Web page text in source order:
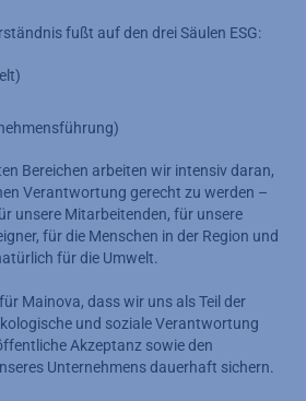
fußt auf den drei Säulen ESG:
Bereichen arbeiten wir intensiv daran,
Verantwortung gerecht zu werden –
unsere Mitarbeitenden, für unsere
für die Menschen in der Region und
für die Umwelt.
Mainova, dass wir uns als Teil der
und soziale Verantwortung
Akzeptanz sowie den
Unternehmens dauerhaft sichern.